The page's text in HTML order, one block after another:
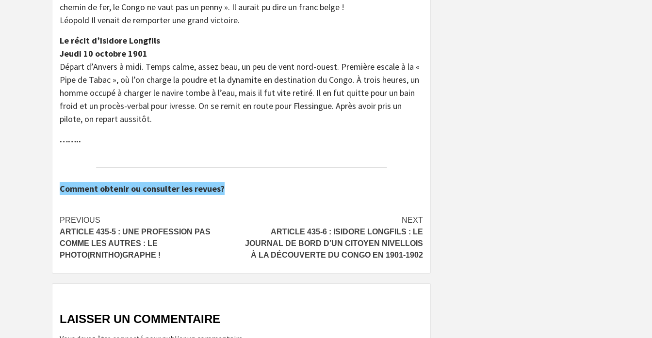
chemin de fer, le Congo ne vaut pas un penny ». Il aurait pu dire un franc belge !
Léopold Il venait de remporter une grand victoire.
Le récit d’Isidore Longfils
Jeudi 10 octobre 1901
Départ d’Anvers à midi. Temps calme, assez beau, un peu de vent nord-ouest. Première escale à la «
Pipe de Tabac », où l’on charge la poudre et la dynamite en destination du Congo. À trois heures, un
homme occupé à charger le navire tombe à l’eau, mais il fut vite retiré. Il en fut quitte pour un bain
froid et un procès-verbal pour ivresse. On se remit en route pour Flessingue. Après avoir pris un
pilote, on repart aussitôt.
……..
Comment obtenir ou consulter les revues?
Post
navigation
PREVIOUS
ARTICLE 435-5 : UNE PROFESSION PAS
COMME LES AUTRES : LE
PHOTO(RNITHO)GRAPHE !
NEXT
ARTICLE 435-6 : ISIDORE LONGFILS : LE
JOURNAL DE BORD D’UN CITOYEN NIVELLOIS
À LA DÉCOUVERTE DU CONGO EN 1901-1902
LAISSER UN COMMENTAIRE